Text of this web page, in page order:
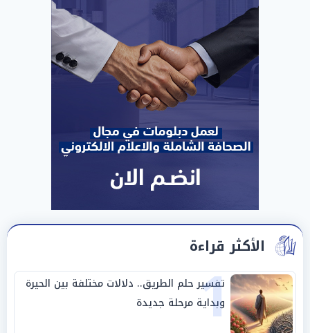
الأكثر قراءة
1
تفسير حلم الطريق.. دلالات مختلفة بين الحيرة
وبداية مرحلة جديدة